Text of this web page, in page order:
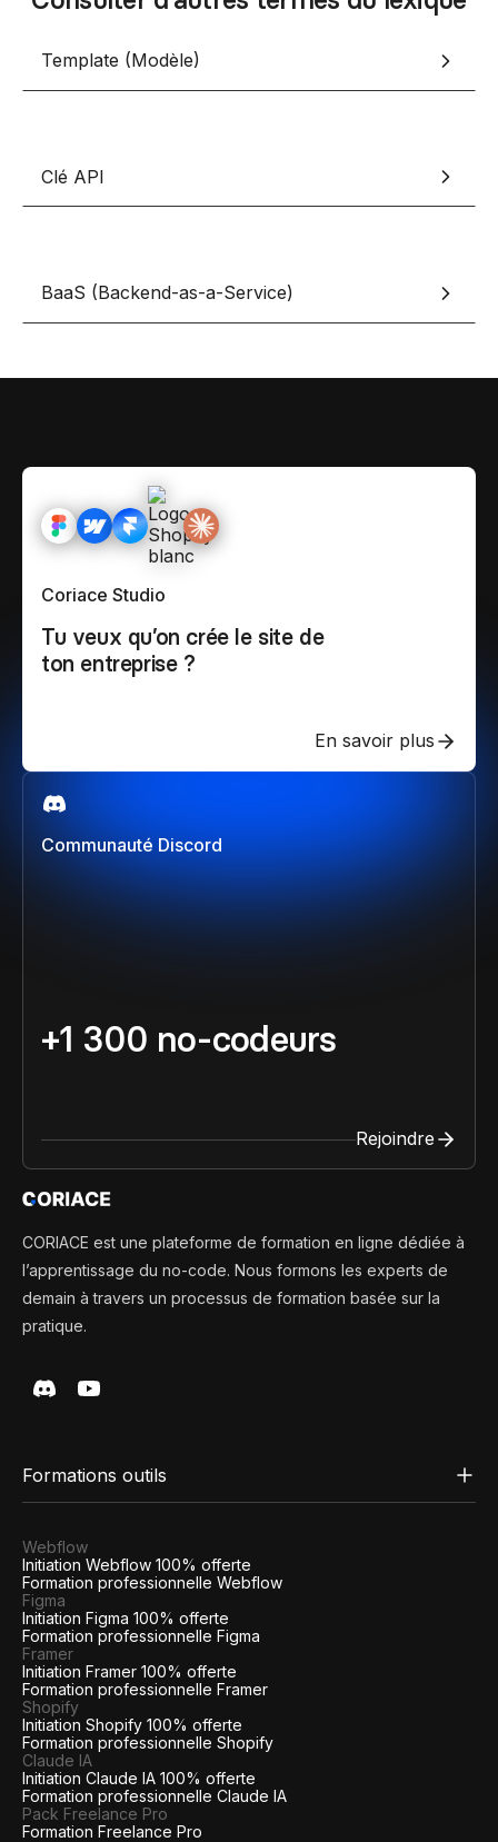
Nos meilleurs scripts
Composants
Ressources & actualités
Lexique No-code
Bibliothèque de
Template (Modèle)
Clé API
BaaS (Backend-as-a-Service)
Communauté Discord
+1 300 no-codeurs
Rejoindre
Coriace Studio
Tu veux qu’on crée le site de
ton entreprise ?
En savoir plus
CORIACE est une plateforme de formation en ligne dédiée à
l’apprentissage du no-code. Nous formons les experts de
demain à travers un processus de formation basée sur la
pratique.
Formations outils
Webflow
Initiation Webflow 100% offerte
Formation professionnelle Webflow
Figma
Initiation Figma 100% offerte
Formation professionnelle Figma
Framer
Initiation Framer 100% offerte
Formation professionnelle Framer
Shopify
Initiation Shopify 100% offerte
Formation professionnelle Shopify
Claude IA
Initiation Claude IA 100% offerte
Formation professionnelle Claude IA
Pack Freelance Pro
Formation Freelance Pro